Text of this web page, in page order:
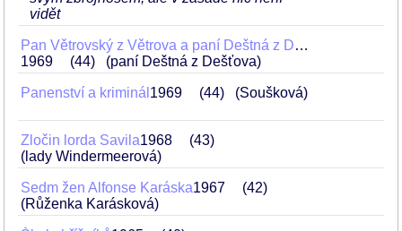
vidět
Pan Větrovský z Větrova a paní Deštná z Dešťova
1969
44 (paní Deštná z Dešťova)
Panenství a kriminál 1969 44 (Soušková)
Zločin lorda Savila1968
43
(lady Windermeerová)
Sedm žen Alfonse Karáska1967
42
(Růženka Karásková)